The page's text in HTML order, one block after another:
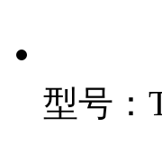
型号：